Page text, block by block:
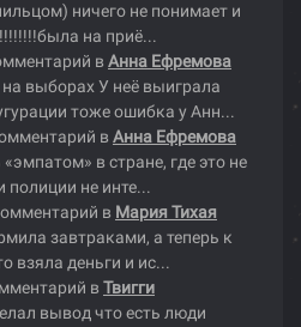
ничего не понимает и
на приё...
в Анна Ефремова
выборах У неё выиграла
тоже ошибка у Анн...
в Анна Ефремова
в стране, где это не
полиции не инте...
в Мария Тихая
завтраками, а теперь к
взяла деньги и ис...
в Твигги
вывод что есть люди